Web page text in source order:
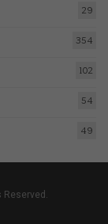
29
354
102
54
49